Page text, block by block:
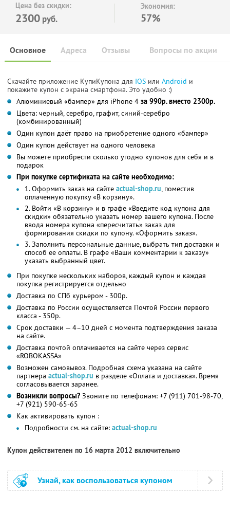
Цена без скидки:
2300 руб.
Экономия:
57%
Основное Отзывы Вопросы по акции
Адреса
Скачайте приложение КупиКупона для IOS или Android и
покажите купон с экрана смартфона. Это удобно :)
Алюминиевый «бампер» для iPhone 4 за 990р. вместо 2300р.
Цвета: черный, серебро, графит, синий-серебро
(комбинированный)
Один купон даёт право на приобретение одного «бампер»
Один купон действует на одного человека
Вы можете приобрести сколько угодно купонов для себя и в
подарок
При покупке сертификата на сайте необходимо:
1. Оформить заказ на сайте actual-shop.ru, поместив
оплаченную покупку «В корзину».
2. Войти «В корзину» и в графе «Введите код купона для
скидки» обязательно указать номер вашего купона. После
ввода номера купона «пересчитать» заказ для
формирования скидки по купону. «Оформить заказ».
3. Заполнить персональные данные, выбрать тип доставки и
способ ее оплаты. В графе «Ваши комментарии к заказу»
указать выбранный цвет.
При покупке нескольких наборов, каждый купон и каждая
покупка регистрируется отдельно
Доставка по СПб курьером - 300р.
Доставка по России осуществляется Почтой России первого
класса - 350р.
Срок доставки — 4–10 дней с момента подтверждения заказа
на сайте.
Доставка почтой оплачивается на сайте через сервис
«ROBOKASSA»
Возможен самовывоз. Подробная схема указана на сайте
партнера actual-shop.ru в разделе «Оплата и доставка». Время
согласовывается заранее.
Возникли вопросы? Звоните по телефонам: +7 (911) 701-98-70,
+7 (921) 590-65-65
Как активировать купон :
Подробности см. на сайте: actual-shop.ru
Купон действителен по 16 марта 2012 включительно
Узнай, как воспользоваться купоном